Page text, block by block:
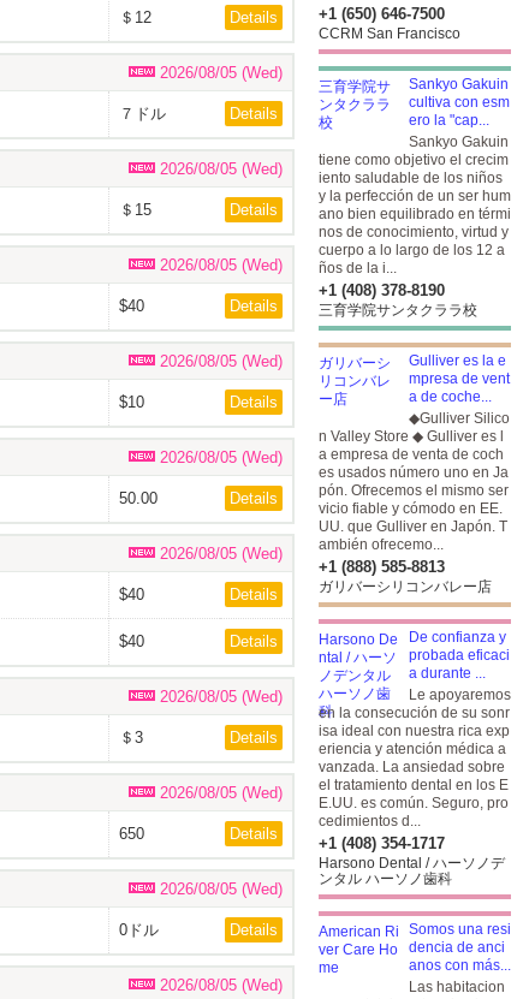
＄12 Details
2026/08/05 (Wed)
７ドル Details
2026/08/05 (Wed)
＄15 Details
2026/08/05 (Wed)
$40 Details
2026/08/05 (Wed)
$10 Details
2026/08/05 (Wed)
50.00 Details
2026/08/05 (Wed)
$40 Details
$40 Details
2026/08/05 (Wed)
＄3 Details
2026/08/05 (Wed)
650 Details
2026/08/05 (Wed)
0ドル Details
2026/08/05 (Wed)
+1 (650) 646-7500
CCRM San Francisco
Sankyo Gakuin
cultiva con esm
ero la "cap...
Sankyo Gakuin
tiene como objetivo el crecim
iento saludable de los niños
y la perfección de un ser hum
ano bien equilibrado en térmi
nos de conocimiento, virtud y
cuerpo a lo largo de los 12 a
ños de la i...
+1 (408) 378-8190
三育学院サンタクララ校
Gulliver es la e
mpresa de vent
a de coche...
◆Gulliver Silico
n Valley Store ◆ Gulliver es l
a empresa de venta de coch
es usados número uno en Ja
pón. Ofrecemos el mismo ser
vicio fiable y cómodo en EE.
UU. que Gulliver en Japón. T
ambién ofrecemo...
+1 (888) 585-8813
ガリバーシリコンバレー店
De confianza y
probada eficaci
a durante ...
Le apoyaremos
en la consecución de su sonr
isa ideal con nuestra rica exp
eriencia y atención médica a
vanzada. La ansiedad sobre
el tratamiento dental en los E
E.UU. es común. Seguro, pro
cedimientos d...
+1 (408) 354-1717
Harsono Dental / ハーソノデ
ンタル ハーソノ歯科
Somos una resi
dencia de anci
anos con más...
Las habitacion